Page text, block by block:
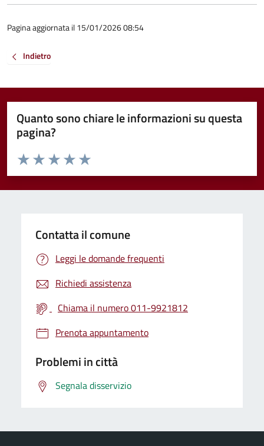
Pagina aggiornata il 15/01/2026 08:54
Indietro
Quanto sono chiare le informazioni su questa
pagina?
Valuta da 1 a 5 stelle la pagina
Valuta 5 stelle su 5
Valuta 4 stelle su 5
Valuta 3 stelle su 5
Valuta 2 stelle su 5
Valuta 1 stelle su 5
Contatta il comune
Leggi le domande frequenti
Richiedi assistenza
Chiama il numero 011-9921812
Prenota appuntamento
Problemi in città
Segnala disservizio